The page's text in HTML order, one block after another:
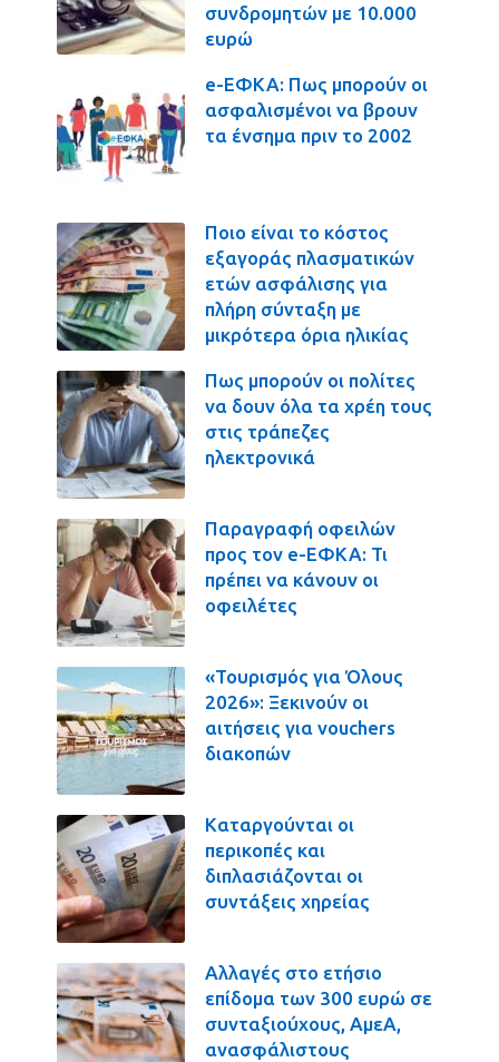
συνδρομητών με 10.000
ευρώ
e-ΕΦΚΑ: Πως μπορούν οι
ασφαλισμένοι να βρουν
τα ένσημα πριν το 2002
Ποιο είναι το κόστος
εξαγοράς πλασματικών
ετών ασφάλισης για
πλήρη σύνταξη με
μικρότερα όρια ηλικίας
Πως μπορούν οι πολίτες
να δουν όλα τα χρέη τους
στις τράπεζες
ηλεκτρονικά
Παραγραφή οφειλών
προς τον e-ΕΦΚΑ: Τι
πρέπει να κάνουν οι
οφειλέτες
«Τουρισμός για Όλους
2026»: Ξεκινούν οι
αιτήσεις για vouchers
διακοπών
Καταργούνται οι
περικοπές και
διπλασιάζονται οι
συντάξεις χηρείας
Αλλαγές στο ετήσιο
επίδομα των 300 ευρώ σε
συνταξιούχους, ΑμεΑ,
ανασφάλιστους